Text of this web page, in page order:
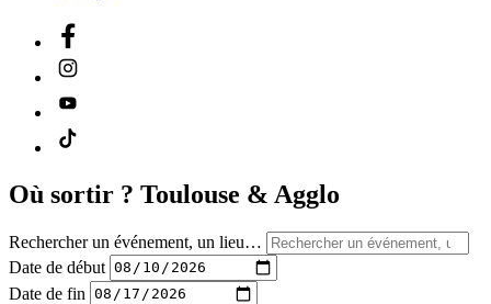
Où sortir ? Toulouse & Agglo
Rechercher un événement, un lieu…
Date de début
Date de fin